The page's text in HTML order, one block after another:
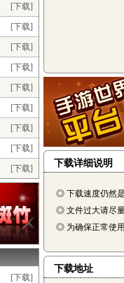
[下载]
[下载]
[下载]
[下载]
[下载]
[下载]
[下载]
[下载]
[下载]
[下载]
下载详细说明
◎ 下载速度仍然
◎ 文件过大请尽
◎ 为确保正常使用
下载地址